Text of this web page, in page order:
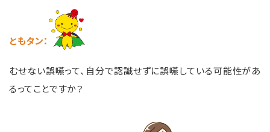
ともタン：
むせない誤嚥って、自分で認識せずに誤嚥している可能性があ
るってことですか？